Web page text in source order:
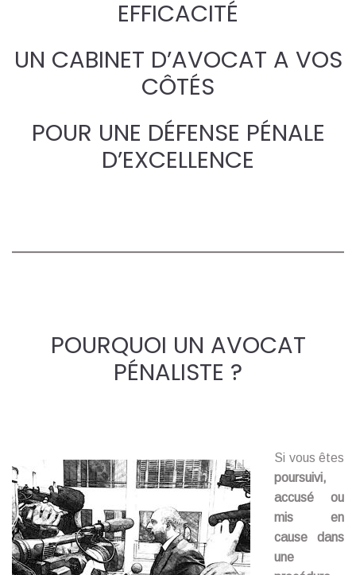
EFFICACITÉ
UN CABINET D’AVOCAT A VOS
CÔTÉS
POUR UNE DÉFENSE PÉNALE
D’EXCELLENCE
POURQUOI UN AVOCAT
PÉNALISTE ?
Si vous êtes
poursuivi,
accusé ou
mis en
cause dans
une